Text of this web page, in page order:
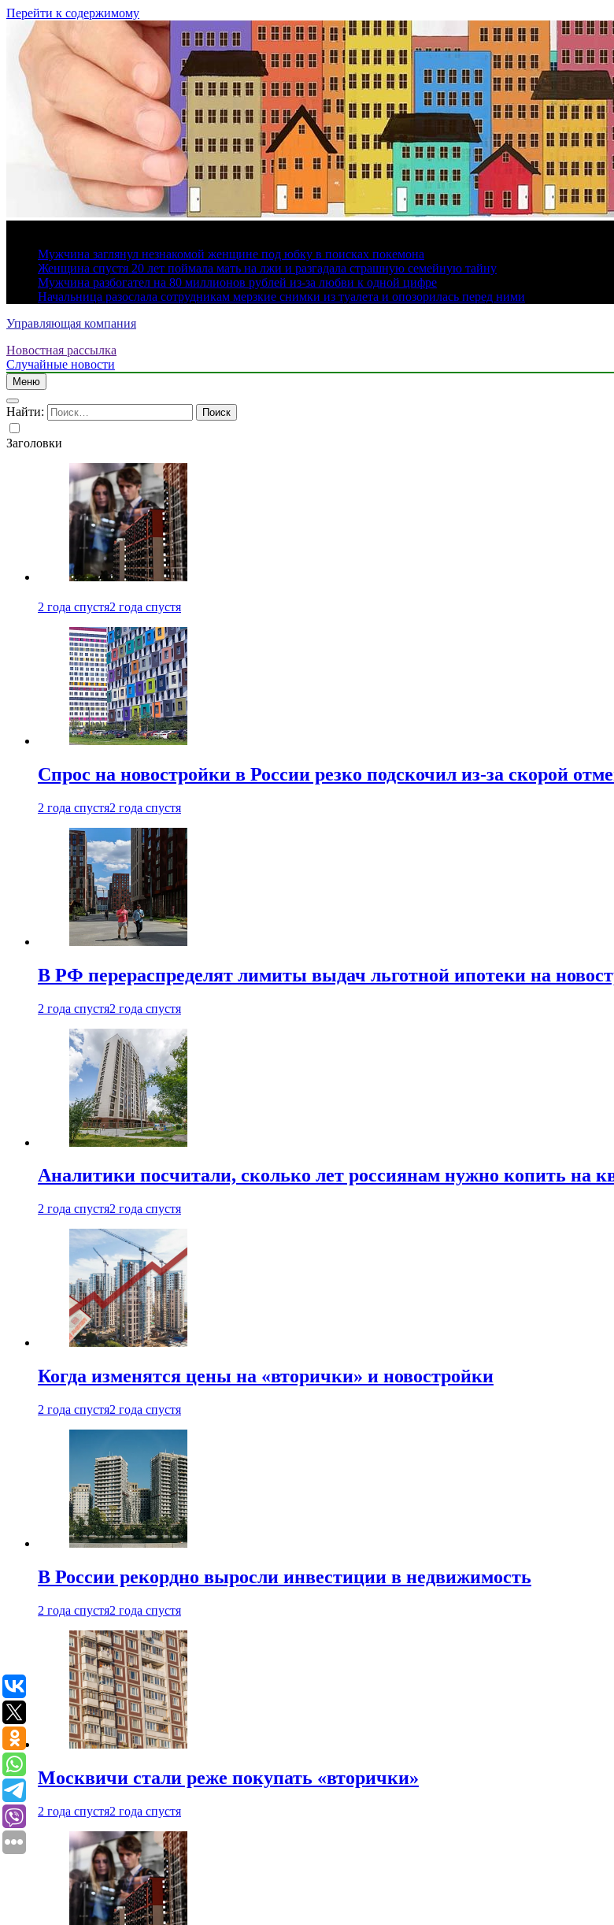
Перейти к содержимому
Мужчина заглянул незнакомой женщине под юбку в поисках покемона
Женщина спустя 20 лет поймала мать на лжи и разгадала страшную семейную тайну
Мужчина разбогател на 80 миллионов рублей из-за любви к одной цифре
Начальница разослала сотрудникам мерзкие снимки из туалета и опозорилась перед ними
Управляющая компания
Новостная рассылка
Случайные новости
Меню
Найти:
Заголовки
2 года спустя2 года спустя
Спрос на новостройки в России резко подскочил из-за скорой
2 года спустя2 года спустя
В РФ перераспределят лимиты выдач льготной ипотеки на
2 года спустя2 года спустя
Аналитики посчитали, сколько лет россиянам нужно копить на
2 года спустя2 года спустя
Когда изменятся цены на «вторички» и новостройки
2 года спустя2 года спустя
В России рекордно выросли инвестиции в недвижимость
2 года спустя2 года спустя
Москвичи стали реже покупать «вторички»
2 года спустя2 года спустя